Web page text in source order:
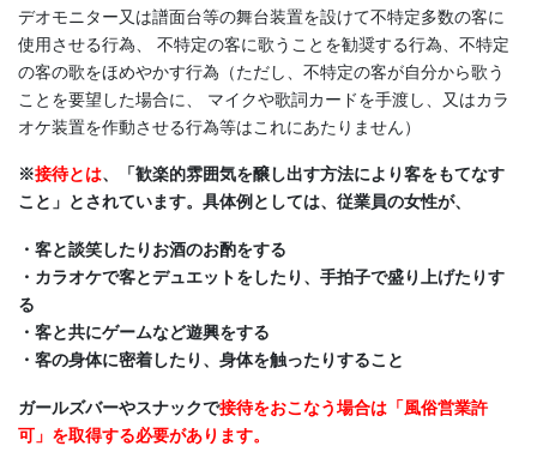
デオモニター又は譜面台等の舞台装置を設けて不特定多数の客に
使用させる行為、 不特定の客に歌うことを勧奨する行為、不特定
の客の歌をほめやかす行為（ただし、不特定の客が自分から歌う
ことを要望した場合に、 マイクや歌詞カードを手渡し、又はカラ
オケ装置を作動させる行為等はこれにあたりません）
※接待とは、「歓楽的雰囲気を醸し出す方法により客をもてなす
こと」とされています。具体例としては、従業員の女性が、
・客と談笑したりお酒のお酌をする
・カラオケで客とデュエットをしたり、手拍子で盛り上げたりす
る
・客と共にゲームなど遊興をする
・客の身体に密着したり、身体を触ったりすること
ガールズバーやスナックで接待をおこなう場合は「風俗営業許
可」を取得する必要があります。